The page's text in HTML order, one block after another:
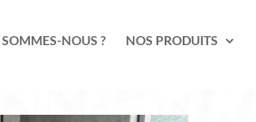
NOUS ? NOS PRODUITS